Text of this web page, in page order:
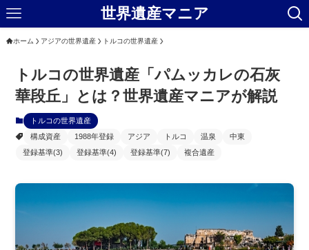
世界遺産マニア
ホーム アジアの世界遺産 トルコの世界遺産
トルコの世界遺産「パムッカレの石灰
華段丘」とは？世界遺産マニアが解説
トルコの世界遺産
構成資産
1988年登録 アジア トルコ 温泉
中東
登録基準(3)
登録基準(4) 登録基準(7) 複合遺産